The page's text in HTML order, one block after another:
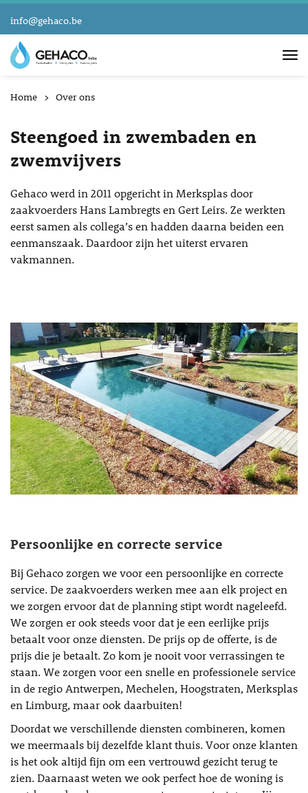
info@gehaco.be
Home Over ons
Steengoed in zwembaden en
zwemvijvers
Gehaco werd in 2011 opgericht in Merksplas door
zaakvoerders Hans Lambregts en Gert Leirs. Ze werkten
eerst samen als collega’s en hadden daarna beiden een
eenmanszaak. Daardoor zijn het uiterst ervaren
vakmannen.
Persoonlijke en correcte service
Bij Gehaco zorgen we voor een persoonlijke en correcte
service. De zaakvoerders werken mee aan elk project en
we zorgen ervoor dat de planning stipt wordt nageleefd.
We zorgen er ook steeds voor dat je een eerlijke prijs
betaalt voor onze diensten. De prijs op de offerte, is de
prijs die je betaalt. Zo kom je nooit voor verrassingen te
staan. We zorgen voor een snelle en professionele service
in de regio Antwerpen, Mechelen, Hoogstraten, Merksplas
en Limburg, maar ook daarbuiten!
Doordat we verschillende diensten combineren, komen
we meermaals bij dezelfde klant thuis. Voor onze klanten
is het ook altijd fijn om een vertrouwd gezicht terug te
zien. Daarnaast weten we ook perfect hoe de woning is